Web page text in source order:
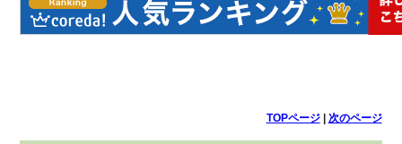
TOPページ| 次のページ